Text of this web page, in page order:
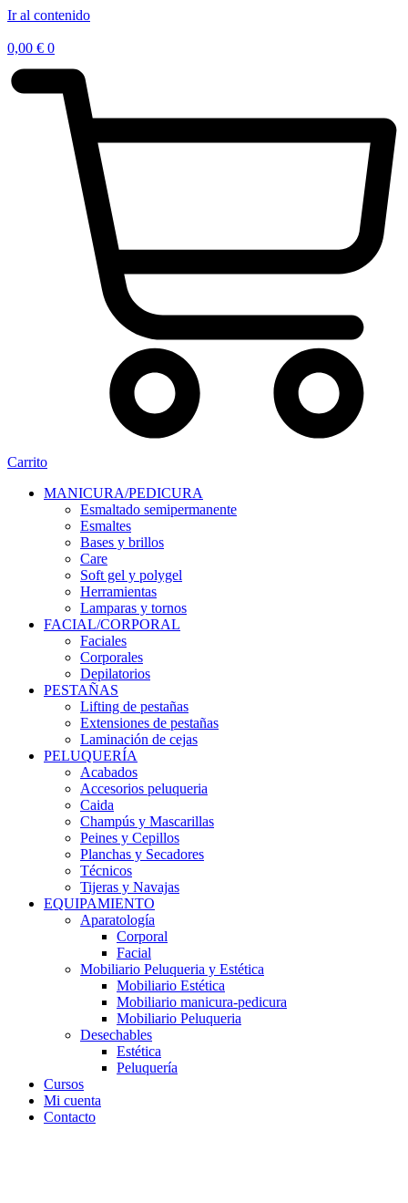
Ir al contenido
0,00 € 0
Carrito
MANICURA/PEDICURA
Esmaltado semipermanente
Esmaltes
Bases y brillos
Care
Soft gel y polygel
Herramientas
Lamparas y tornos
FACIAL/CORPORAL
Faciales
Corporales
Depilatorios
PESTAÑAS
Lifting de pestañas
Extensiones de pestañas
Laminación de cejas
PELUQUERÍA
Acabados
Accesorios peluqueria
Caida
Champús y Mascarillas
Peines y Cepillos
Planchas y Secadores
Técnicos
Tijeras y Navajas
EQUIPAMIENTO
Aparatología
Corporal
Facial
Mobiliario Peluqueria y Estética
Mobiliario Estética
Mobiliario manicura-pedicura
Mobiliario Peluqueria
Desechables
Estética
Peluquería
Cursos
Mi cuenta
Contacto